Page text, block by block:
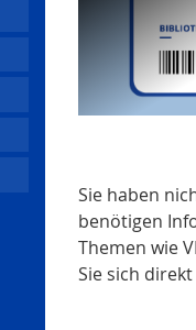
Sie haben
benötigen
Themen wie
Sie sich